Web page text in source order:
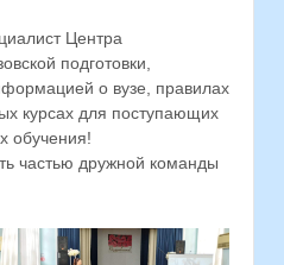
Центра
подготовки,
о вузе, правилах
курсах для поступающих
обучения!
частью дружной команды